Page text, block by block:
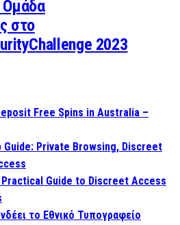
Ομάδα
στο
2023
Free Spins in Australia –
Guide: Private Browsing, Discreet
Practical Guide to Discreet Access
το Εθνικό Τυπογραφείο